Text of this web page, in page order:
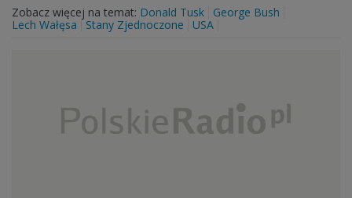
Zobacz więcej na temat: Donald Tusk
George Bush
Lech Wałęsa
Stany Zjednoczone USA